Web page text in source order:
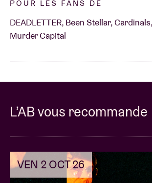
POUR LES FANS DE
DEADLETTER, Been Stellar,
Murder Capital
L’AB vous recommande
VEN 2 OCT 26